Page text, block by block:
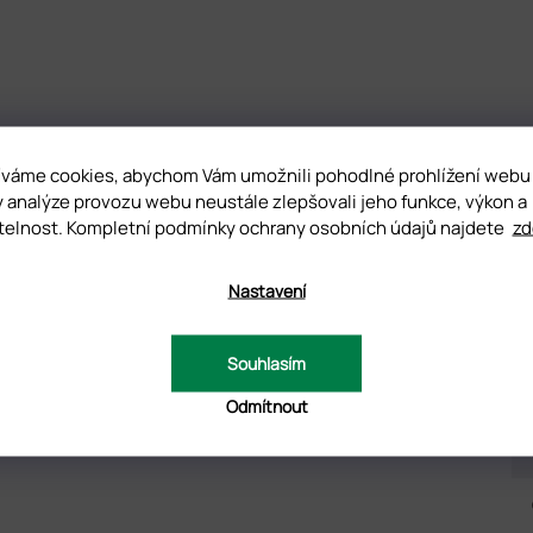
cookies, abychom Vám umožnili pohodlné prohlížení webu
analýze provozu webu neustále zlepšovali jeho funkce, výkon a
Kompletní podmínky ochrany osobních údajů najdete
Nastavení
Odmítnout
Souhlasím
(5) DISKUZE
základního polyakryl gelu se liší tím, žemá jemnou strukturu
pro začátečníky. Velmi dobře se piluje. Nepálí a nezatéká. Pod